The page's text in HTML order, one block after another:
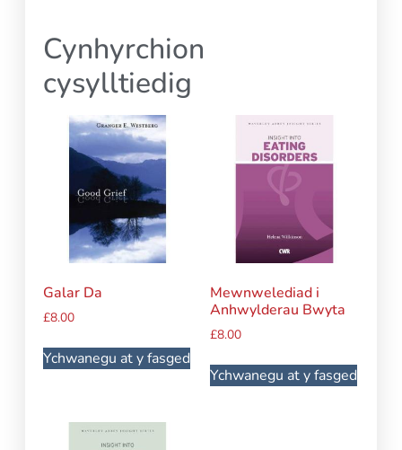
Cynhyrchion
cysylltiedig
Galar Da
£8.00
Ychwanegu at y fasged
Mewnwelediad i
Anhwylderau Bwyta
£8.00
Ychwanegu at y fasged